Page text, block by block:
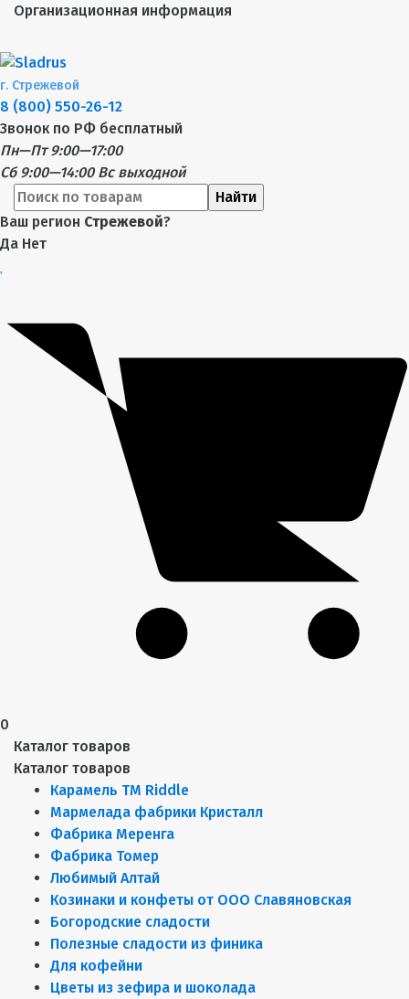
Организационная информация
г. Стрежевой
8 (800) 550-26-12
Звонок по РФ бесплатный
Пн—Пт 9:00—17:00
Сб 9:00—14:00 Вс выходной
Найти
Ваш регион Стрежевой?
Да Нет
0
Каталог товаров
Каталог товаров
Карамель ТМ Riddle
Мармелада фабрики Кристалл
Фабрика Меренга
Фабрика Томер
Любимый Алтай
Козинаки и конфеты от ООО Славяновская
Богородские сладости
Полезные сладости из финика
Для кофейни
Цветы из зефира и шоколада